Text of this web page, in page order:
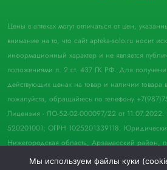
Цены в аптеках могут отличаться от цен,
внимание на то, что сайт apteka-solo.ru носит
информационный характер и не является
положениями п. 2 ст. 437 ГК РФ. Для
действующих ценах на товар и наличии товара
пожалуйста, обращайтесь по телефону
Лицензия - ЛО-52-02-000097/22 от
520201001; ОГРН 1025201339118.
Нижегородская область, Арзамасский район,
д. 33, пом. 21.
Мы используем файлы куки